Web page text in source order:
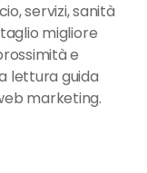
servizi, sanità
migliore
e
lettura guida
marketing.